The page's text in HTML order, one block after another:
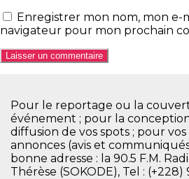
Enregistrer mon nom, mon e-
navigateur pour mon prochain
Pour le reportage ou la
événement ; pour la
diffusion de vos spots ; pour vos
annonces (avis et
bonne adresse : la 90.5 F.M.
Thérèse (SOKODE), Tel : (+228)